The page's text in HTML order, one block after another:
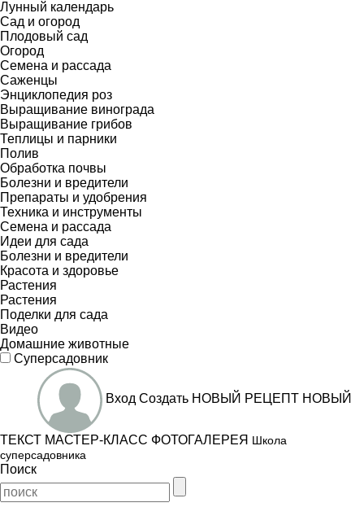
Лунный календарь
Сад и огород
Плодовый сад
Огород
Семена и рассада
Саженцы
Энциклопедия роз
Выращивание винограда
Выращивание грибов
Теплицы и парники
Полив
Обработка почвы
Болезни и вредители
Препараты и удобрения
Техника и инструменты
Семена и рассада
Идеи для сада
Болезни и вредители
Красота и здоровье
Растения
Растения
Поделки для сада
Видео
Домашние животные
Суперсадовник
Вход Создать НОВЫЙ РЕЦЕПТ НОВЫЙ
ТЕКСТ МАСТЕР-КЛАСС ФОТОГАЛЕРЕЯ Школа
суперсадовника
Поиск